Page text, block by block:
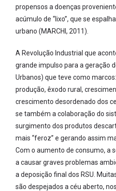
propensos a doenças
acúmulo de “lixo”, que se
urbano (MARCHI, 2011).
A Revolução Industrial que
grande impulso para a geração
Urbanos) que teve como
produção, êxodo rural,
crescimento desordenado dos
se também a colaboração do
surgimento dos produtos
mais “feroz” e gerando assim
Com o aumento de consumo, a
a causar graves problemas
a deposição final dos RSU.
são despejados a céu aberto,